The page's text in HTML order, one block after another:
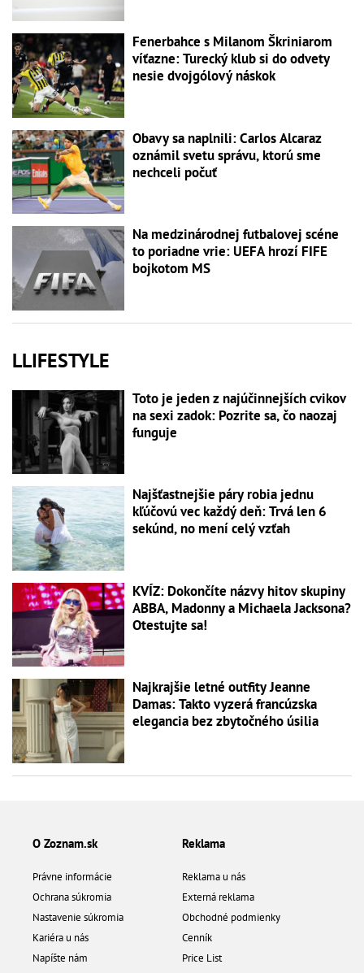
Fenerbahce s Milanom Škriniarom
víťazne: Turecký klub si do odvety
nesie dvojgólový náskok
Obavy sa naplnili: Carlos Alcaraz
oznámil svetu správu, ktorú sme
nechceli počuť
Na medzinárodnej futbalovej scéne
to poriadne vrie: UEFA hrozí FIFE
bojkotom MS
LLIFESTYLE
Toto je jeden z najúčinnejších cvikov
na sexi zadok: Pozrite sa, čo naozaj
funguje
Najšťastnejšie páry robia jednu
kľúčovú vec každý deň: Trvá len 6
sekúnd, no mení celý vzťah
KVÍZ: Dokončíte názvy hitov skupiny
ABBA, Madonny a Michaela Jacksona?
Otestujte sa!
Najkrajšie letné outfity Jeanne
Damas: Takto vyzerá francúzska
elegancia bez zbytočného úsilia
O Zoznam.sk
Právne informácie
Ochrana súkromia
Nastavenie súkromia
Kariéra u nás
Napíšte nám
Reklama
Reklama u nás
Externá reklama
Obchodné podmienky
Cenník
Price List